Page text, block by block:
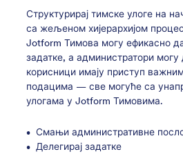
Структурирај тимске улоге на
са жељеном хијерархијом
Jotform Тимова могу ефикасно
задатке, а администратори
корисници имају приступ
подацима — све могуће са
улогама у Jotform Тимовима.
Смањи административне
Делегирај задатке